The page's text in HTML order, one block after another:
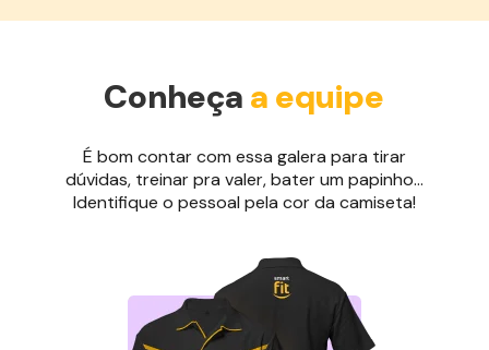
Conheça a equipe
É bom contar com essa galera para tirar
dúvidas, treinar pra valer, bater um papinho...
Identifique o pessoal pela cor da camiseta!